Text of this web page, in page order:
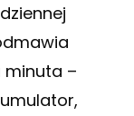
minuta –